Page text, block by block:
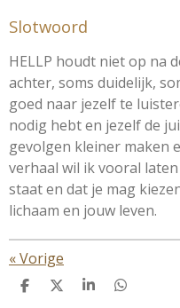
Slotwoord
HELLP houdt niet op na
achter, soms duidelijk,
goed naar jezelf te
nodig hebt en jezelf de
gevolgen kleiner maken
verhaal wil ik vooral
staat en dat je mag
lichaam en jouw leven.
«Vorige
D
D
S
D